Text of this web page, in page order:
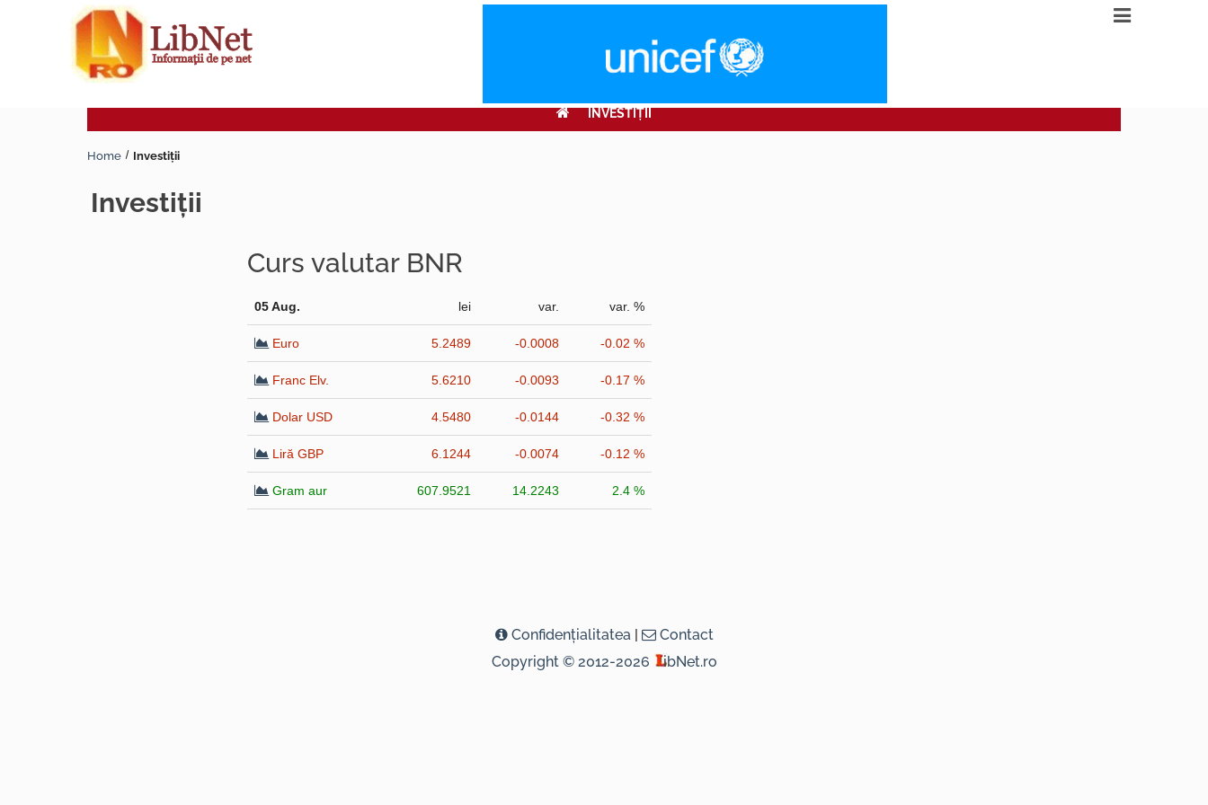
INVESTIŢII
Home Investiţii
investiţii
Curs valutar BNR
05 Aug. lei var. var. %
Euro 5.2489 -0.0008 -0.02 %
Franc Elv. 5.6210 -0.0093 -0.17 %
Dolar USD 4.5480 -0.0144 -0.32 %
Liră GBP 6.1244 -0.0074 -0.12 %
Gram aur 607.9521 14.2243 2.4 %
Confidenţialitatea |
Contact
Copyright © 2012-2026
ibNet.ro